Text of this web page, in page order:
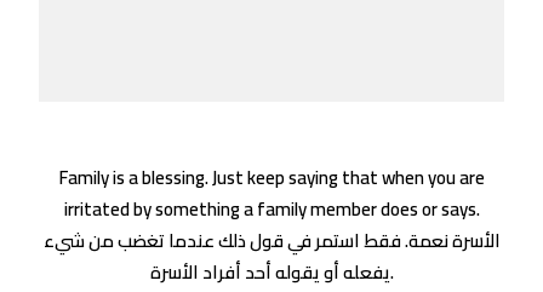
Family is a blessing. Just keep saying that when you are
irritated by something a family member does or says.
الأسرة نعمة. فقط استمر في قول ذلك عندما تغضب من شيء
يفعله أو يقوله أحد أفراد الأسرة.